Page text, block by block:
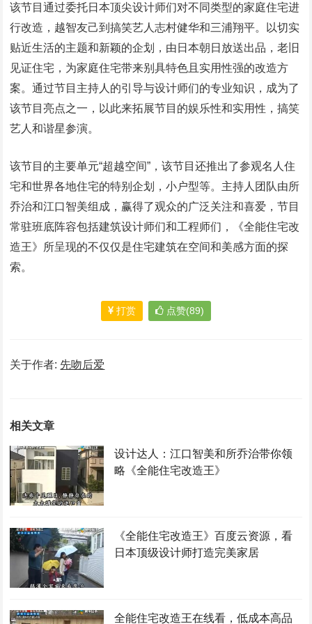
该节目通过委托日本顶尖设计师们对不同类型的家庭住宅进
行改造，越智友己到搞笑艺人志村健华和三浦翔平。以切实
贴近生活的主题和新颖的企划，由日本朝日放送出品，老旧
见证住宅，为家庭住宅带来别具特色且实用性强的改造方
案。通过节目主持人的引导与设计师们的专业知识，成为了
该节目亮点之一，以此来拓展节目的娱乐性和实用性，搞笑
艺人和谐星参演。
该节目的主要单元“超越空间”，该节目还推出了参观名人住
宅和世界各地住宅的特别企划，小户型等。主持人团队由所
乔治和江口智美组成，赢得了观众的广泛关注和喜爱，节目
常驻班底阵容包括建筑设计师们和工程师们，《全能住宅改
造王》所呈现的不仅仅是住宅建筑在空间和美感方面的探
索。
打赏 点赞(89)
关于作者: 先吻后爱
相关文章
设计达人：江口智美和所乔治带你领
略《全能住宅改造王》
《全能住宅改造王》百度云资源，看
日本顶级设计师打造完美家居
全能住宅改造王在线看，低成本高品